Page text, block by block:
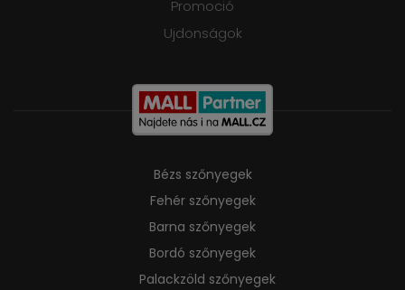
Promoció
Ujdonságok
Bézs szőnyegek
Fehér szőnyegek
Barna szőnyegek
Bordó szőnyegek
Palackzöld szőnyegek